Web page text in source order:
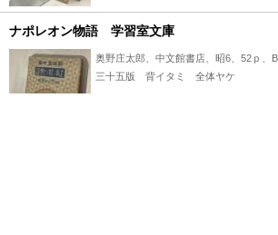
ナポレオン物語 学習室文庫
奥野庄太郎、中文館書店、昭6、52ｐ、
三十五版 背イタミ 全体ヤケ